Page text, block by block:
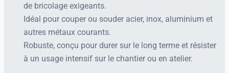
de bricolage exigeants.
Idéal pour couper ou souder acier, inox, aluminium et
autres métaux courants.
Robuste, conçu pour durer sur le long terme et résister
à un usage intensif sur le chantier ou en atelier.